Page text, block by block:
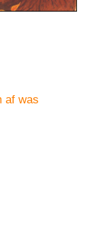
af was